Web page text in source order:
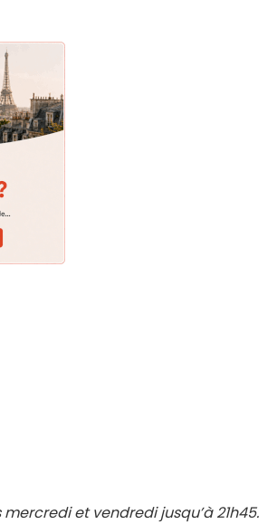
et vendredi jusqu’à 21h45.